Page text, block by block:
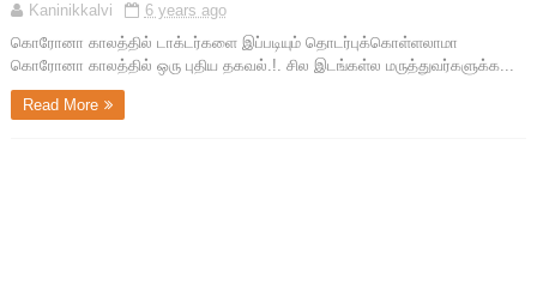
Kaninikkalvi
6 years ago
கொரோனா காலத்தில் டாக்டர்களை இப்படியும் தொடர்புக்கொள்ளலாமா
கொரோனா காலத்தில் ஒரு புதிய தகவல்.!. சில இடங்கள்ல மருத்துவர்களுக்க...
Read More